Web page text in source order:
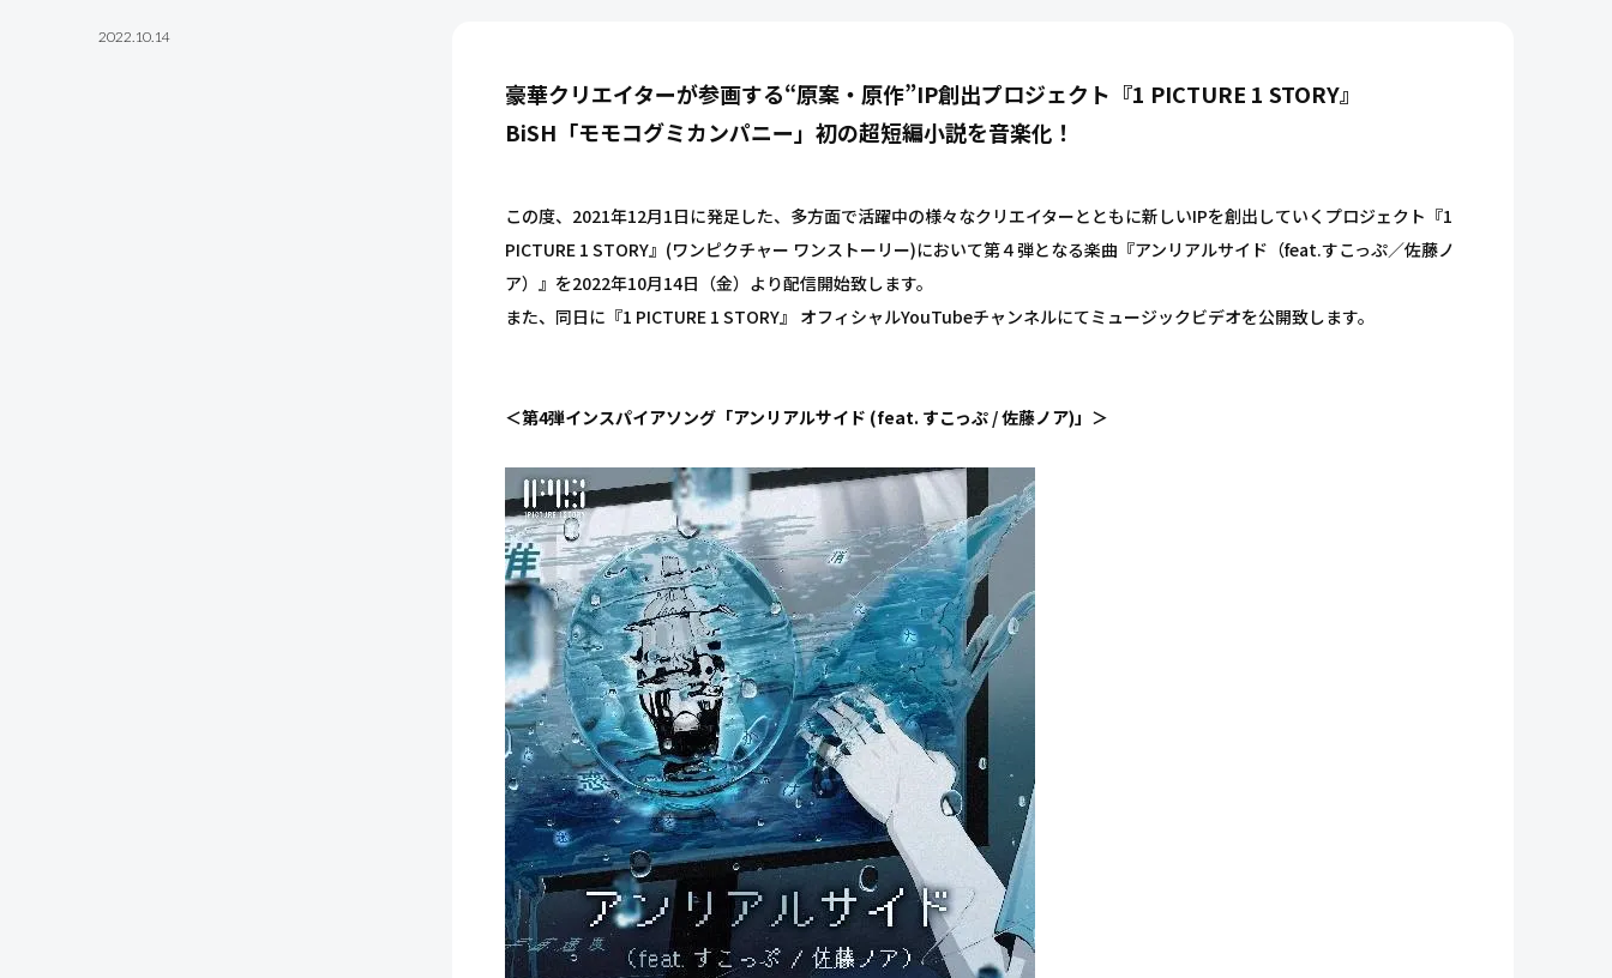
2022.10.14
豪華クリエイターが参画する“原案・原作”IP創出プロジェクト『1 PICTURE 1 STORY』
BiSH「モモコグミカンパニー」初の超短編小説を音楽化！
この度、2021年12月1日に発足した、多方面で活躍中の様々なクリエイターとともに新しいIPを創出していくプロジェクト『1
PICTURE 1 STORY』(ワンピクチャー ワンストーリー)において第４弾となる楽曲『アンリアルサイド（feat.すこっぷ／佐藤ノ
ア）』を2022年10月14日（金）より配信開始致します。
また、同日に『1 PICTURE 1 STORY』 オフィシャルYouTubeチャンネルにてミュージックビデオを公開致します。
＜第4弾インスパイアソング「アンリアルサイド (feat. すこっぷ / 佐藤ノア)」＞